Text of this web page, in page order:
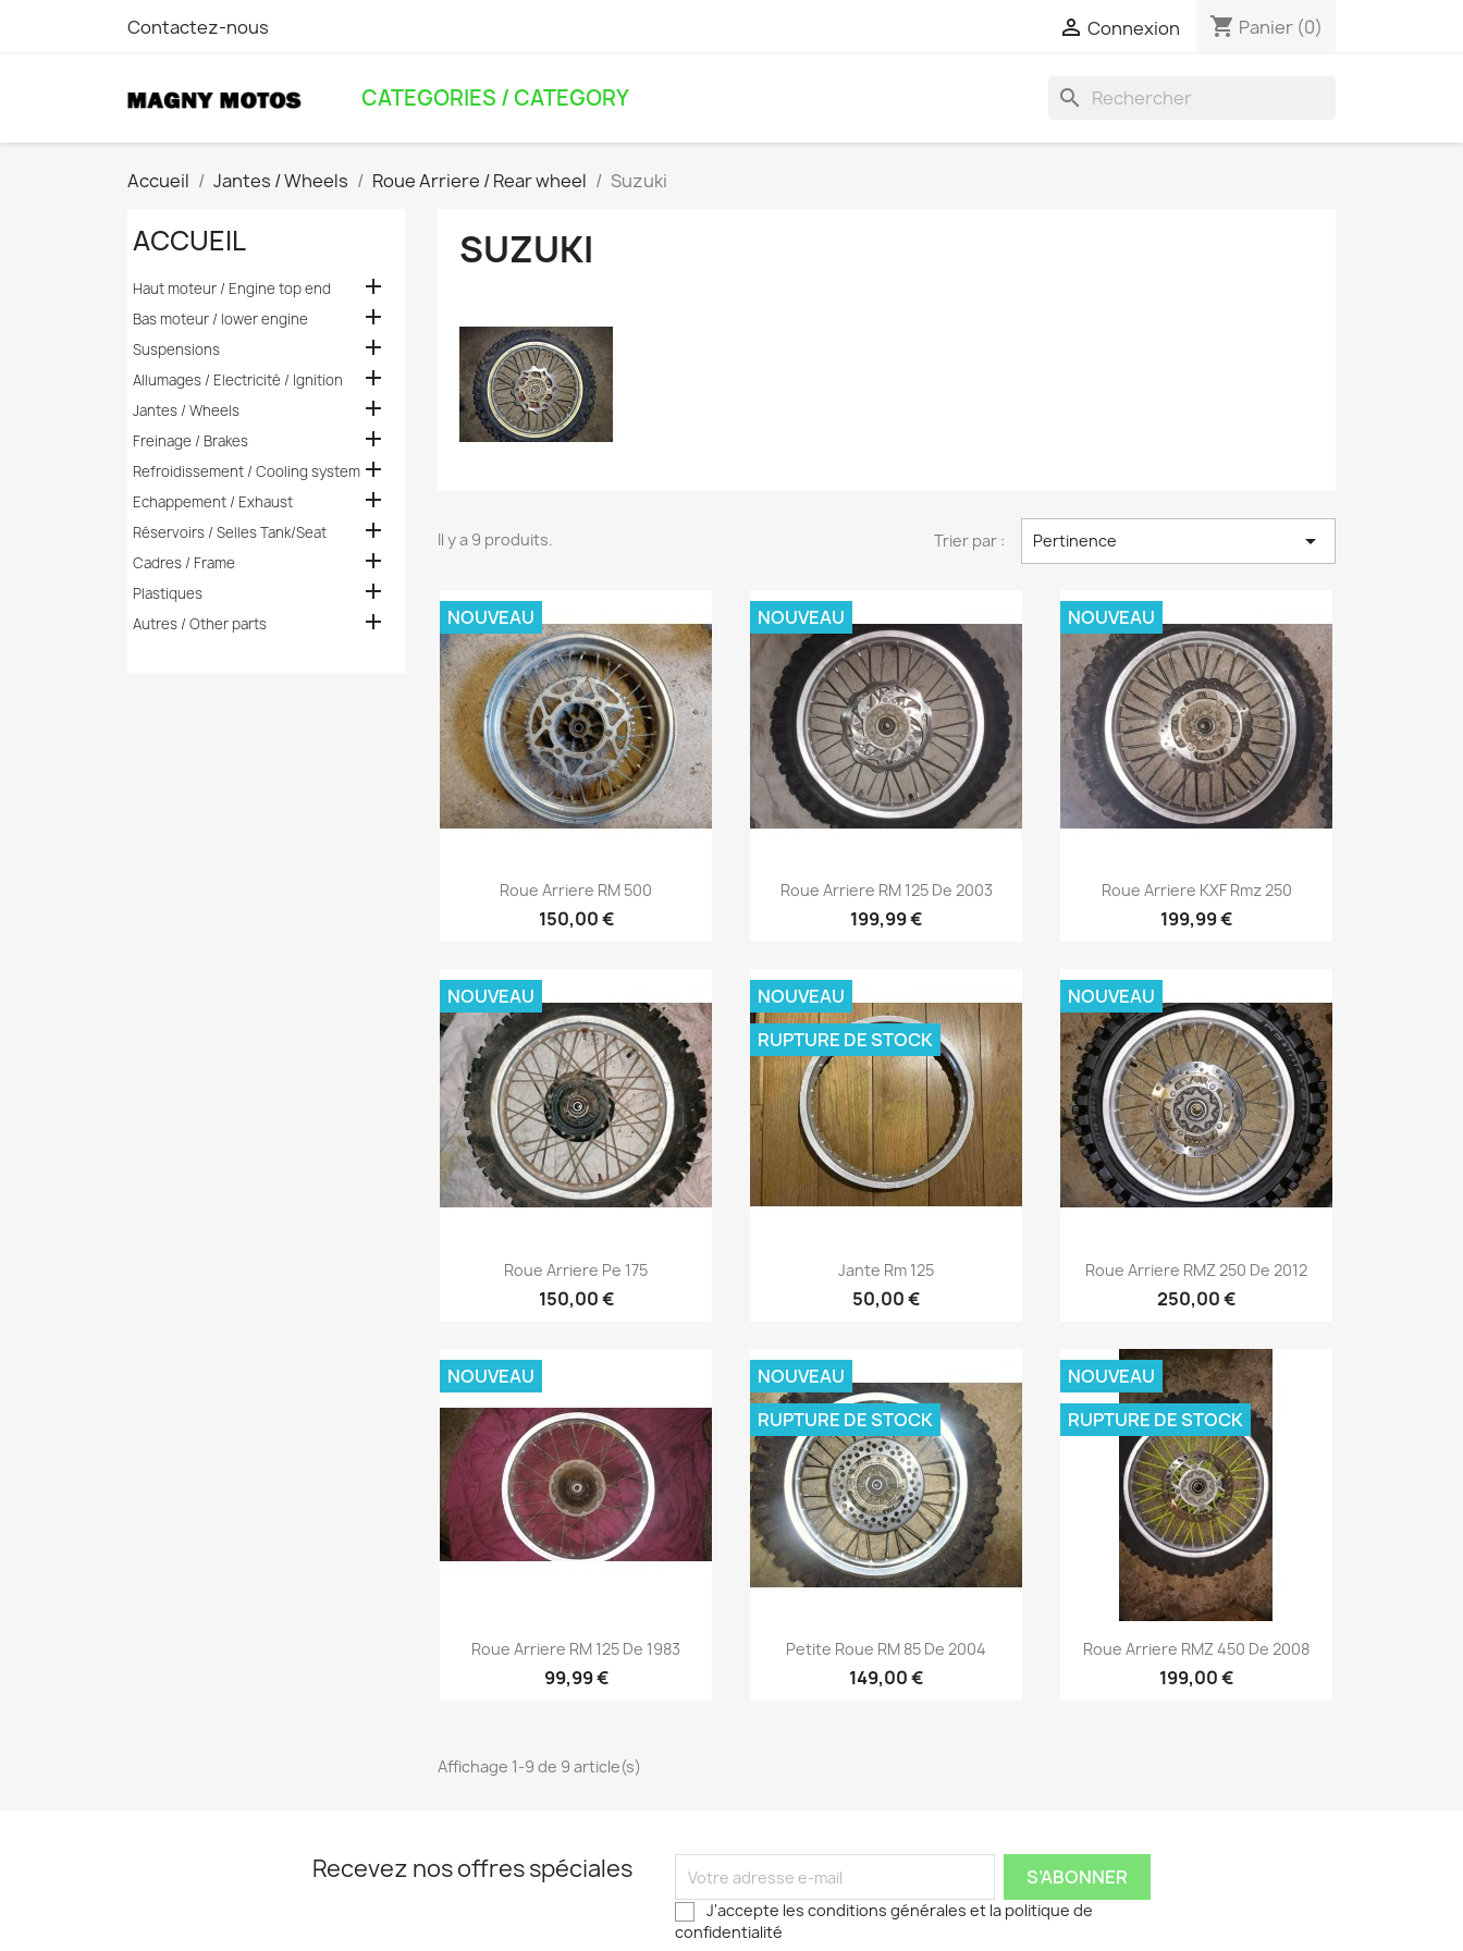
Contactez-nous  Connexion shopping_cart Panier (0)
CATEGORIES / CATEGORY search
Accueil Jantes / Wheels Roue Arriere / Rear wheel Suzuki
ACCUEIL
Haut moteur / Engine top end 
Bas moteur / lower engine 
Suspensions 
Allumages / Electricité / Ignition 
Jantes / Wheels 
Freinage / Brakes 
Refroidissement / Cooling system
Echappement / Exhaust 
Réservoirs / Selles Tank/Seat 
Cadres / Frame 
Plastiques 
Autres / Other parts 
SUZUKI
Il y a 9 produits. Trier par : Pertinence 
Aperçu rapide
Roue Arriere RM 500
150,00 €
NOUVEAU
Aperçu rapide
Roue Arriere RM 125 De 2003
199,99 €
NOUVEAU
Aperçu rapide
Roue Arriere KXF Rmz 250
199,99 €
NOUVEAU
Aperçu rapide
Roue Arriere Pe 175
150,00 €
NOUVEAU
Aperçu rapide
Jante Rm 125
50,00 €
NOUVEAU
RUPTURE DE STOCK
Aperçu rapide
Roue Arriere RMZ 250 De 2012
250,00 €
NOUVEAU
Aperçu rapide
Roue Arriere RM 125 De 1983
99,99 €
NOUVEAU
Aperçu rapide
Petite Roue RM 85 De 2004
149,00 €
NOUVEAU
RUPTURE DE STOCK
Aperçu rapide
Roue Arriere RMZ 450 De 2008
199,00 €
NOUVEAU
RUPTURE DE STOCK
Affichage 1-9 de 9 article(s)
Recevez nos offres spéciales
J'accepte les conditions générales et la politique de
confidentialité